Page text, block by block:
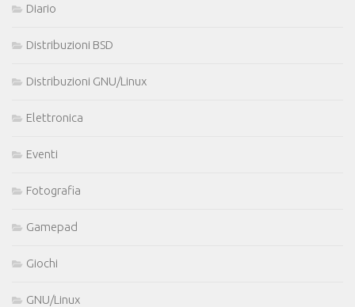
Diario
Distribuzioni BSD
Distribuzioni GNU/Linux
Elettronica
Eventi
Fotografia
Gamepad
Giochi
GNU/Linux